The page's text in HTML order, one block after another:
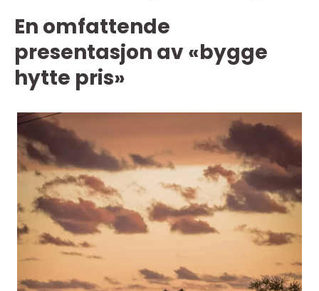
En omfattende
presentasjon av «bygge
hytte pris»